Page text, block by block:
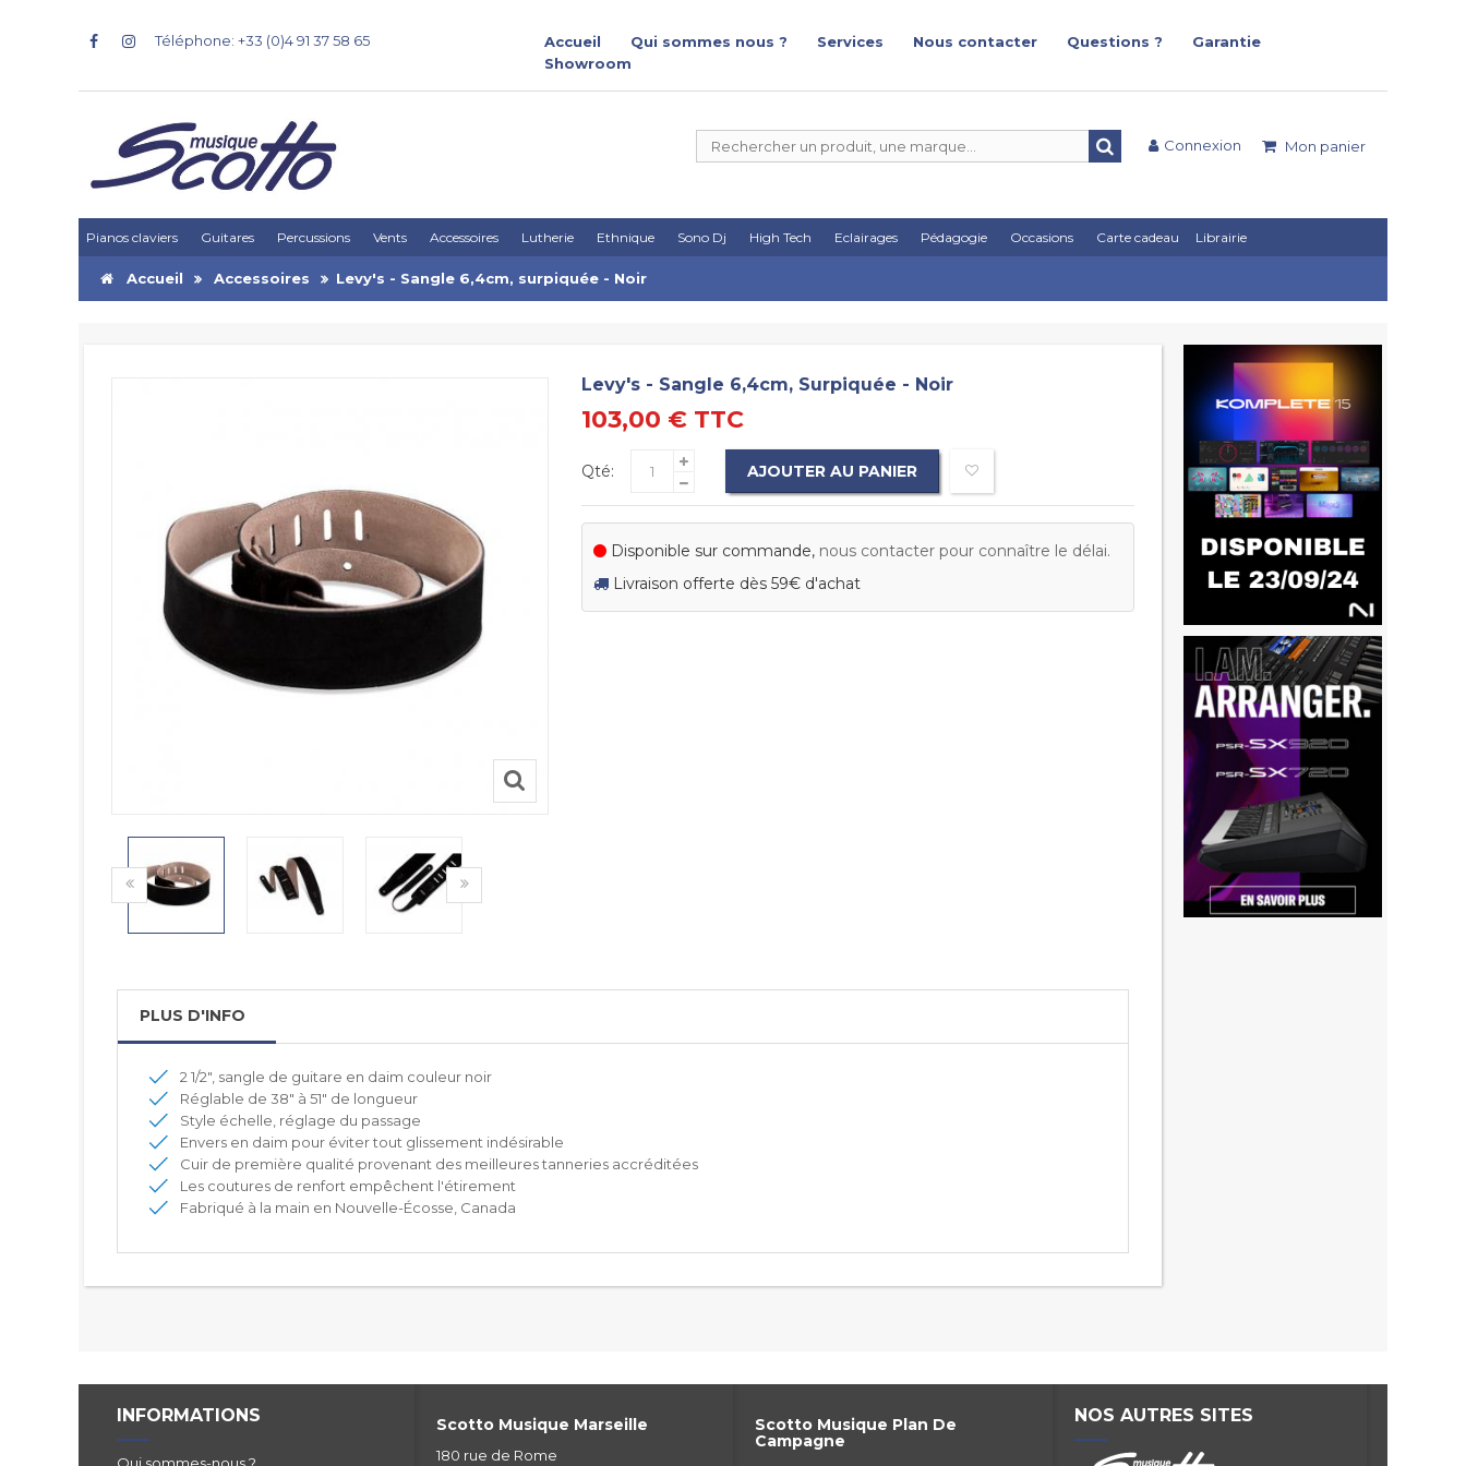
Téléphone: +33 (0)4 91 37 58 65 Accueil Qui sommes nous ? Services Nous contacter Questions ?
Garantie
Showroom
Mon panier
Connexion
Pianos claviers Guitares Percussions Vents Accessoires Lutherie Ethnique Sono Dj High Tech Eclairages Pédagogie Occasions Carte cadeau Librairie
Accueil Accessoires Levy's - Sangle 6,4cm, surpiquée - Noir
Levy's - Sangle 6,4cm, Surpiquée - Noir
103,00 € TTC
Qté: AJOUTER AU PANIER
Disponible sur commande, nous contacter pour connaître le délai.
Livraison offerte dès 59€ d'achat
PLUS D'INFO
2 1/2", sangle de guitare en daim couleur noir
Réglable de 38" à 51" de longueur
Style échelle, réglage du passage
Envers en daim pour éviter tout glissement indésirable
Cuir de première qualité provenant des meilleures tanneries accréditées
Les coutures de renfort empêchent l'étirement
Fabriqué à la main en Nouvelle-Écosse, Canada
INFORMATIONS Scotto Musique Marseille
180 rue de Rome
Scotto Musique Plan De
Campagne
NOS AUTRES SITES